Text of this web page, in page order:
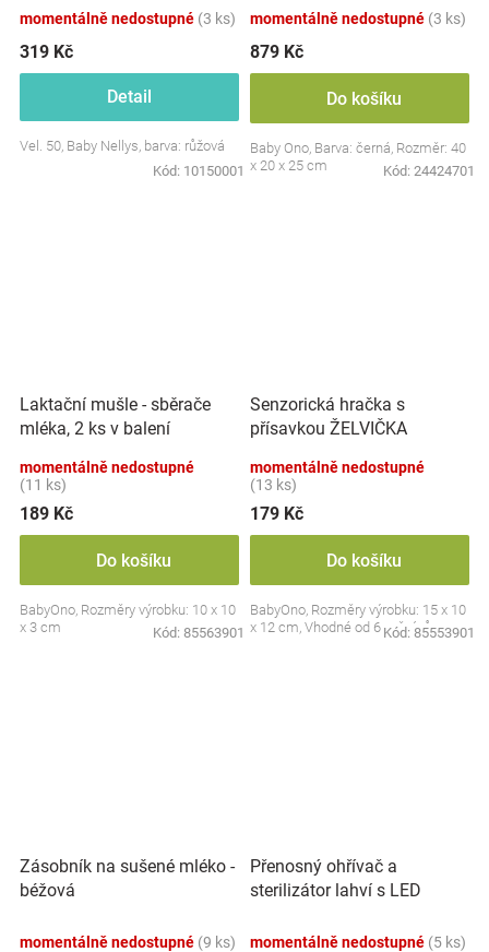
Little Star
momentálně nedostupné (3 ks)
319 Kč
Detail
Vel. 50, Baby Nellys, barva: růžová
Kód: 10150001
momentálně nedostupné (3 ks)
879 Kč
Do košíku
Baby Ono, Barva: černá, Rozměr: 40
x 20 x 25 cm
Kód: 24424701
Laktační mušle - sběrače
mléka, 2 ks v balení
momentálně nedostupné
(11 ks)
189 Kč
Do košíku
BabyOno, Rozměry výrobku: 10 x 10
x 3 cm
Kód: 85563901
Senzorická hračka s
přísavkou ŽELVIČKA
momentálně nedostupné
(13 ks)
179 Kč
Do košíku
BabyOno, Rozměry výrobku: 15 x 10
x 12 cm, Vhodné od 6 měsíců
Kód: 85553901
Zásobník na sušené mléko -
béžová
momentálně nedostupné (9 ks)
Přenosný ohřívač a
sterilizátor lahví s LED
momentálně nedostupné (5 ks)